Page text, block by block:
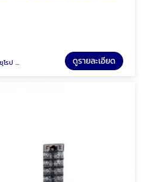
ชลบุรี ดูรายละเอียด